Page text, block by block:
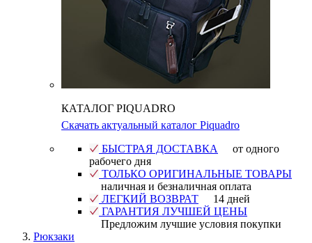
КАТАЛОГ PIQUADRO
Скачать актуальный каталог Piquadro
БЫСТРАЯ ДОСТАВКА
от одного
рабочего дня
ТОЛЬКО ОРИГИНАЛЬНЫЕ ТОВАРЫ
наличная и безналичная оплата
ЛЕГКИЙ ВОЗВРАТ
14 дней
ГАРАНТИЯ ЛУЧШЕЙ ЦЕНЫ
Предложим лучшие условия покупки
Рюкзаки